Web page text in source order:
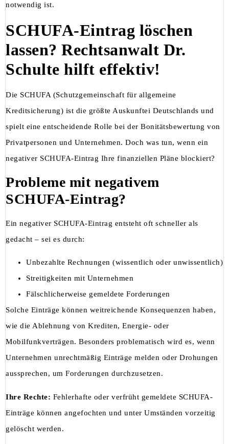
notwendig ist.
SCHUFA-Eintrag löschen
lassen? Rechtsanwalt Dr.
Schulte hilft effektiv!
Die SCHUFA (Schutzgemeinschaft für allgemeine
Kreditsicherung) ist die größte Auskunftei Deutschlands und
spielt eine entscheidende Rolle bei der Bonitätsbewertung von
Privatpersonen und Unternehmen. Doch was tun, wenn ein
negativer SCHUFA-Eintrag Ihre finanziellen Pläne blockiert?
Probleme mit negativem
SCHUFA-Eintrag?
Ein negativer SCHUFA-Eintrag entsteht oft schneller als
gedacht – sei es durch:
Unbezahlte Rechnungen (wissentlich oder unwissentlich)
Streitigkeiten mit Unternehmen
Fälschlicherweise gemeldete Forderungen
Solche Einträge können weitreichende Konsequenzen haben,
wie die Ablehnung von Krediten, Energie- oder
Mobilfunkverträgen. Besonders problematisch wird es, wenn
Unternehmen unrechtmäßig Einträge melden oder Drohungen
aussprechen, um Forderungen durchzusetzen.
Ihre Rechte: Fehlerhafte oder verfrüht gemeldete SCHUFA-
Einträge können angefochten und unter Umständen vorzeitig
gelöscht werden.